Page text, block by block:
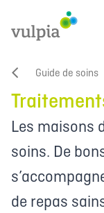
Guide de soins
Les maisons
soins. De
de repas